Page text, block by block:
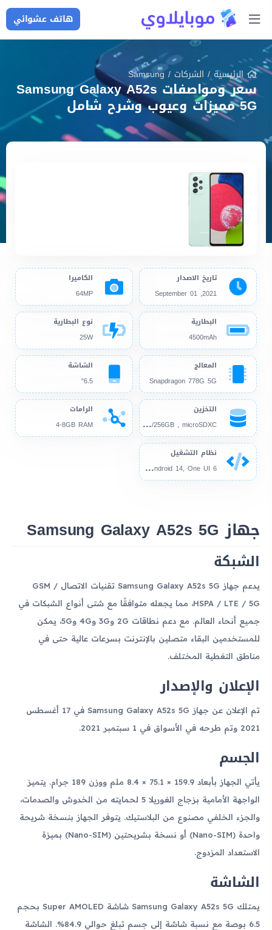
هاتف عشوائي
الرئيسية/ الشركات /
Samsung
سعر ومواصفات Samsung Galaxy A52s
5G مميزات وعيوب وشرح شامل
تاريخ الاصدار
2021, September 01
الكاميرا
64MP
البطارية
4500mAh
نوع البطارية
25W
المعالج
Snapdragon 778G 5G
الشاشة
6.5"
التخزين
128
GB/256GB , microSDXC
الرامات
4-8GB RAM
نظام التشغيل
And
roid 11, up to Android 14, One UI 6
جهاز Samsung Galaxy A52s 5G
الشبكة
يدعم جهاز Samsung Galaxy A52s 5G تقنيات الاتصال GSM /
HSPA / LTE / 5G، مما يجعله متوافقًا مع شتى أنواع الشبكات في
جميع أنحاء العالم. مع دعم نطاقات 2G و3G و4G و5G، يمكن
للمستخدمين البقاء متصلين بالإنترنت بسرعات عالية حتى في
مناطق التغطية المختلف.
الإعلان والإصدار
تم الإعلان عن جهاز Samsung Galaxy A52s 5G في 17 أغسطس
2021 وتم طرحه في الأسواق في 1 سبتمبر 2021.
الجسم
يأتي الجهاز بأبعاد 159.9 × 75.1 × 8.4 ملم ووزن 189 جرام. يتميز
الواجهة الأمامية بزجاج الغوريلا 5 لحمايته من الخدوش والصدمات،
والجزء الخلفي مصنوع من البلاستيك. يتوفر الجهاز بنسخة شريحة
واحدة (Nano-SIM) أو نسخة بشريحتين (Nano-SIM) بميزة
الاستعداد المزدوج.
الشاشة
يمتلك Samsung Galaxy A52s 5G شاشة Super AMOLED بحجم
6.5 بوصة مع نسبة شاشة إلى جسم تبلغ حوالي 84.9%. الشاشة